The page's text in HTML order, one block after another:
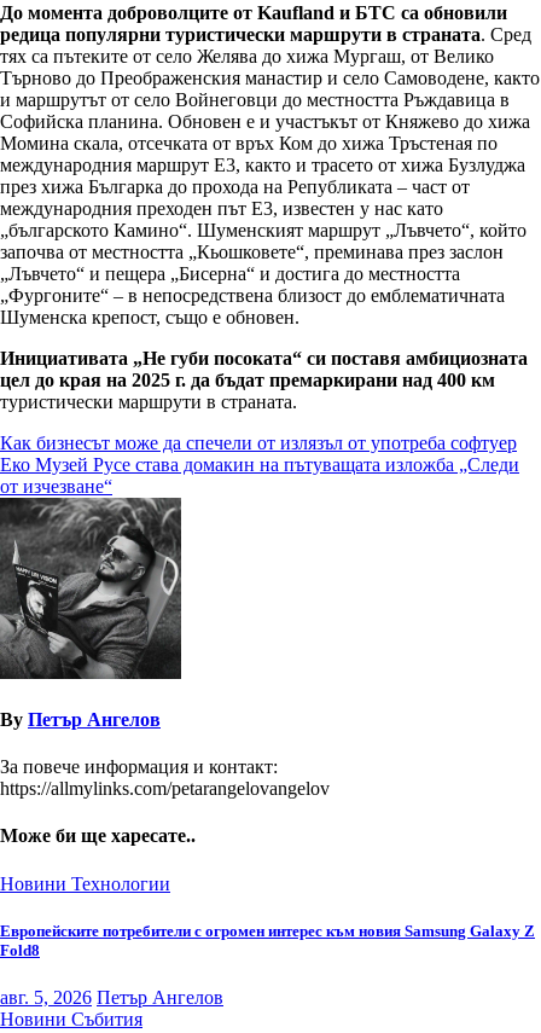
До момента доброволците от Kaufland и БТС са обновили
редица популярни туристически маршрути в страната. Сред
тях са пътеките от село Желява до хижа Мургаш, от Велико
Търново до Преображенския манастир и село Самоводене, както
и маршрутът от село Войнеговци до местността Ръждавица в
Софийска планина. Обновен е и участъкът от Княжево до хижа
Момина скала, отсечката от връх Ком до хижа Тръстеная по
международния маршрут Е3, както и трасето от хижа Бузлуджа
през хижа Българка до прохода на Републиката – част от
международния преходен път Е3, известен у нас като
„българското Камино“. Шуменският маршрут „Лъвчето“, който
започва от местността „Кьошковете“, преминава през заслон
„Лъвчето“ и пещера „Бисерна“ и достига до местността
„Фургоните“ – в непосредствена близост до емблематичната
Шуменска крепост, също е обновен.
Инициативата „Не губи посоката“ си поставя амбициозната
цел до края на 2025 г. да бъдат премаркирани над 400 км
туристически маршрути в страната.
Навигация
Как бизнесът може да спечели от излязъл от употреба софтуер
Еко Музей Русе става домакин на пътуващата изложба „Следи
от изчезване“
By Петър Ангелов
За повече информация и контакт:
https://allmylinks.com/petarangelovangelov
Може би ще харесате..
Новини Технологии
Европейските потребители с огромен интерес към новия Samsung Galaxy Z
Fold8
авг. 5, 2026 Петър Ангелов
Новини Събития